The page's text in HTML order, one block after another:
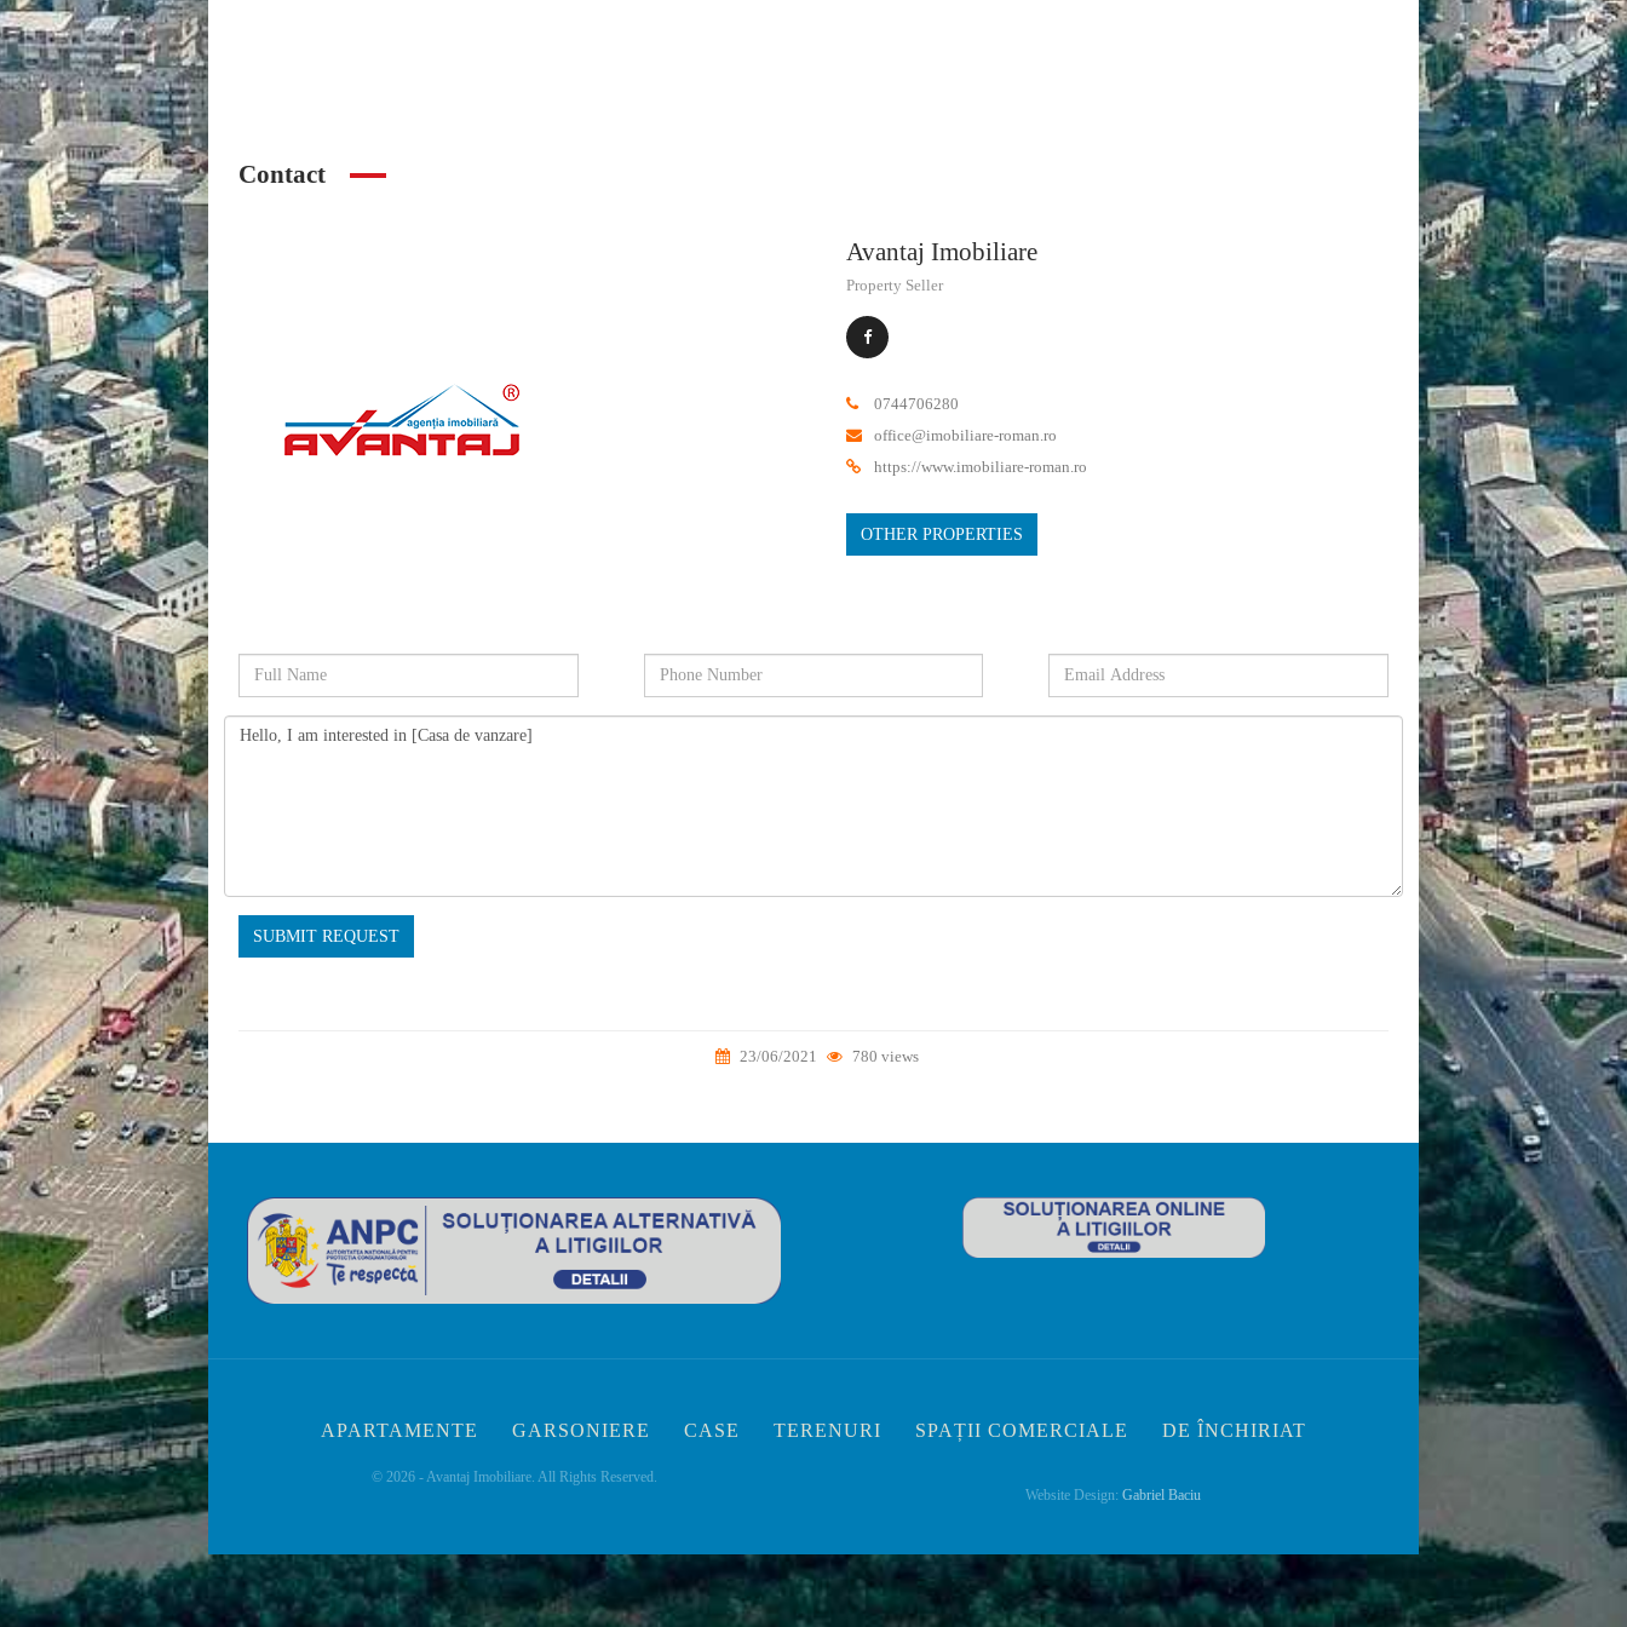
Contact
Avantaj Imobiliare
Property Seller
0744706280
office@imobiliare-roman.ro
https://www.imobiliare-roman.ro
OTHER PROPERTIES
SUBMIT REQUEST
23/06/2021 780 views
APARTAMENTE GARSONIERE CASE TERENURI SPAȚII COMERCIALE DE ÎNCHIRIAT
© 2026 - Avantaj Imobiliare. All Rights Reserved.
Website Design: Gabriel Baciu